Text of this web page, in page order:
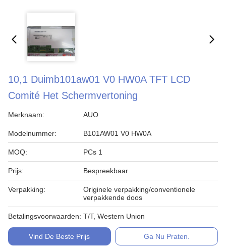
10,1 Duimb101aw01 V0 HW0A TFT LCD
Comité Het Schermvertoning
Merknaam: AUO
Modelnummer: B101AW01 V0 HW0A
MOQ: PCs 1
Prijs: Bespreekbaar
Verpakking:
Originele verpakking/conventionele
verpakkende doos
Betalingsvoorwaarden: T/T, Western Union
Vind De Beste Prijs Ga Nu Praten.